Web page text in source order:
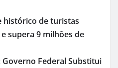
histórico de turistas
supera 9 milhões de
Federal Substitui